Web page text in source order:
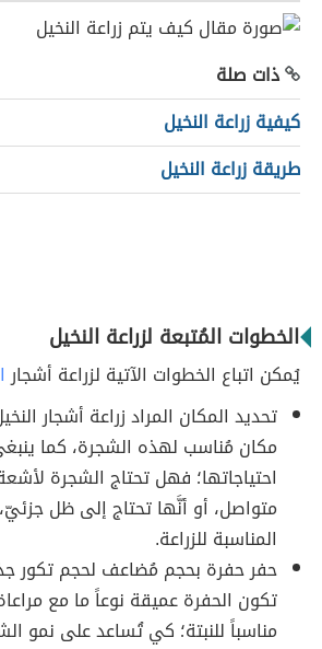
ذات صلة
كيفية زراعة النخيل
طريقة زراعة النخيل
الخطوات المُتبعة لزراعة النخيل
يُمكن اتباع الخطوات الآتية لزراعة أشجار
تحديد المكان المراد زراعة أشجار
مكان مُناسب لهذه الشجرة، كما
احتياجاتها؛ فهل تحتاج الشجرة
متواصل، أو أنَّها تحتاج إلى ظل جزئيّ،
المناسبة للزراعة.
حفر حفرة بحجم مُضاعف لحجم تكور
تكون الحفرة عميقة نوعاً ما مع
مناسباً للنبتة؛ كي تُساعد على نمو